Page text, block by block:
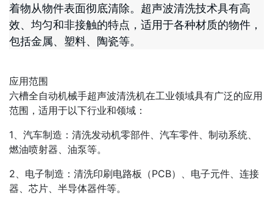
着物从物件表面彻底清除。超声波清洗技术具有高
效、均匀和非接触的特点，适用于各种材质的物件，
包括金属、塑料、陶瓷等。
应用范围
六槽全自动机械手超声波清洗机在工业领域具有广泛的应用
范围，适用于以下行业和领域：
1、汽车制造：清洗发动机零部件、汽车零件、制动系统、
燃油喷射器、油泵等。
2、电子制造：清洗印刷电路板（PCB）、电子元件、连接
器、芯片、半导体器件等。